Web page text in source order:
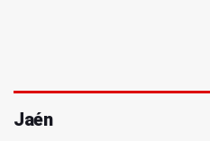
Jaén